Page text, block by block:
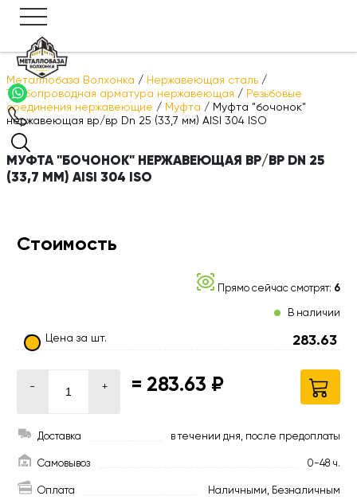
Металлобаза Волхонка / Нержавеющая сталь /
Трубопроводная арматура нержавеющая / Резьбовые
соединения нержавеющие / Муфта / Муфта "бочонок"
нержавеющая вр/вр Dn 25 (33,7 мм) AISI 304 ISO
МУФТА "БОЧОНОК" НЕРЖАВЕЮЩАЯ ВР/ВР DN 25
(33,7 ММ) AISI 304 ISO
Стоимость
Прямо сейчас смотрят: 6
В наличии
Цена за шт. 283.63
- + = 283.63 ₽
Доставка в течении дня, после предоплаты
Самовывоз 0-48 ч.
Оплата Наличными, Безналичным